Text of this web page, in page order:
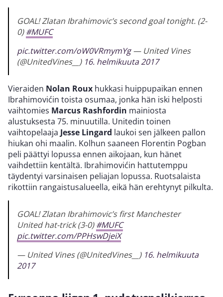
GOAL! Zlatan Ibrahimovic’s second goal tonight. (2-
0)#MUFC
pic.twitter.com/oW0VRmymYg— United Vines
(@UnitedVines__) 16. helmikuuta 2017
Vieraiden Nolan Roux hukkasi huippupaikan ennen
Ibrahimovićin toista osumaa, jonka hän iski helposti
vaihtomies Marcus Rashfordin mainiosta
alustuksesta 75. minuutilla. Unitedin toinen
vaihtopelaaja Jesse Lingard laukoi sen jälkeen pallon
hiukan ohi maalin. Kolhun saaneen Florentin Pogban
peli päättyi lopussa ennen aikojaan, kun hänet
vaihdettiin kentältä. Ibrahimovićin hattutemppu
täydentyi varsinaisen peliajan lopussa. Ruotsalaista
rikottiin rangaistusalueella, eikä hän erehtynyt pilkulta.
GOAL! Zlatan Ibrahimovic’s first Manchester
United hat-trick (3-0)#MUFC
pic.twitter.com/PPHswDjeiX
— United Vines (@UnitedVines__) 16. helmikuuta
2017